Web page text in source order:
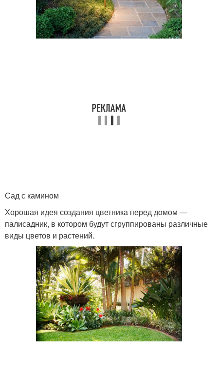
Сад с камином
Хорошая идея создания цветника перед домом —
палисадник, в котором будут сгруппированы различные
виды цветов и растений.